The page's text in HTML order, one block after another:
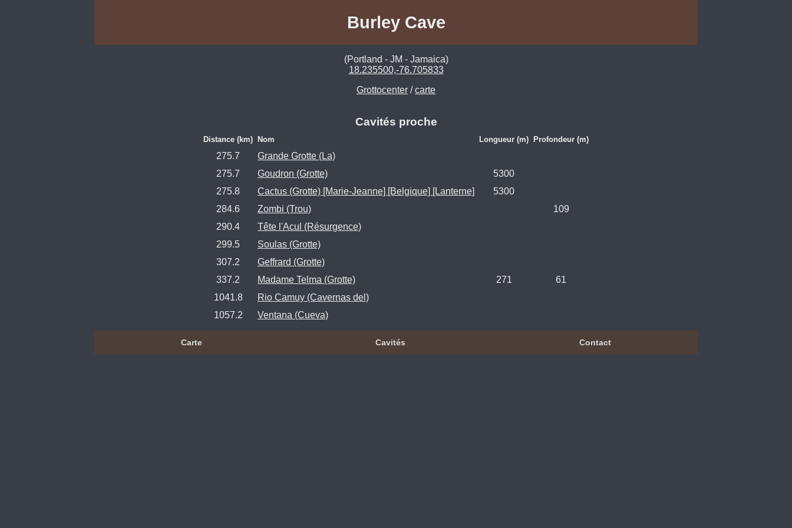
Burley Cave
(Portland - JM - Jamaica)
18.235500,-76.705833
Grottocenter /carte
Cavités proche
Distance (km) Nom Longueur (m) Profondeur (m)
275.7
Grande Grotte (La)
275.7
Goudron (Grotte)
5300
275.8
Cactus (Grotte) [Marie-Jeanne] [Belgique] [Lanterne]
5300
284.6
Zombi (Trou)
109
290.4
Tête l'Acul (Résurgence)
299.5
Soulas (Grotte)
307.2
Geffrard (Grotte)
337.2
Madame Telma (Grotte) 271
61
1041.8
Rio Camuy (Cavernas del)
1057.2
Ventana (Cueva)
Carte Cavités Contact